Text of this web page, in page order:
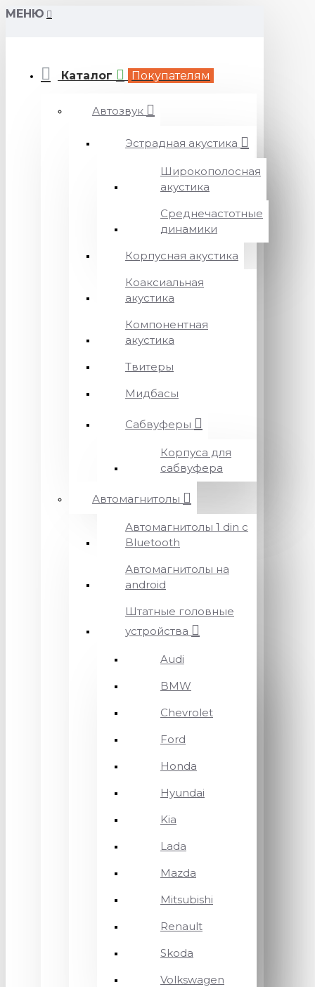
МЕНЮ
Каталог Покупателям
Автозвук
Эстрадная акустика
Широкополосная
акустика
Среднечастотные
динамики
Корпусная акустика
Коаксиальная
акустика
Компонентная
акустика
Твитеры
Мидбасы
Сабвуферы
Корпуса для
сабвуфера
Автомагнитолы
Автомагнитолы 1 din с
Bluetooth
Автомагнитолы на
android
Штатные головные
устройства
Audi
BMW
Chevrolet
Ford
Honda
Hyundai
Kia
Lada
Mazda
Mitsubishi
Renault
Skoda
Volkswagen